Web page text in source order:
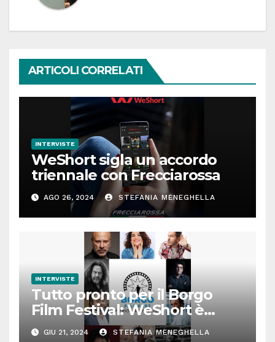
ARTICOLI CORRELATI
INTERVISTE
WeShort sigla un accordo
triennale con Frecciarossa
AGO 26, 2024 STEFANIA MENEGHELLA
INTERVISTE
Tutto pronto per il Borgo
Film Festival: WeShort è
partner della prima edizione
GIU 21, 2024 STEFANIA MENEGHELLA